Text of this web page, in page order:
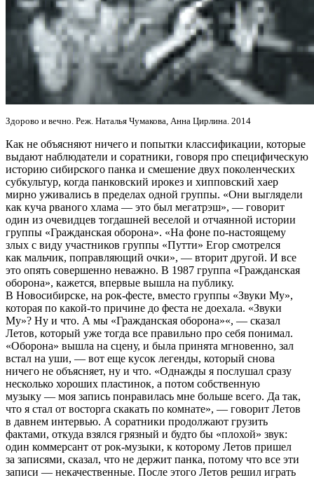
Здорово и вечно. Реж. Наталья Чумакова, Анна Цирлина. 2014
Как не объясняют ничего и попытки классификации, которые
выдают наблюдатели и соратники, говоря про специфическую
историю сибирского панка и смешение двух поколенческих
субкультур, когда панковский ирокез и хипповский хаер
мирно уживались в пределах одной группы. «Они выглядели
как куча рваного хлама — это был мегатрэш», — говорит
один из очевидцев тогдашней веселой и отчаянной истории
группы «Гражданская оборона». «На фоне по-настоящему
злых с виду участников группы «Путти» Егор смотрелся
как мальчик, поправляющий очки», — вторит другой. И все
это опять совершенно неважно. В 1987 группа «Гражданская
оборона», кажется, впервые вышла на публику.
В Новосибирске, на рок-фесте, вместо группы «Звуки Му»,
которая по какой-то причине до феста не доехала. «Звуки
Му»? Ну и что. А мы «Гражданская оборона»«, — сказал
Летов, который уже тогда все правильно про себя понимал.
«Оборона» вышла на сцену, и была принята мгновенно, зал
встал на уши, — вот еще кусок легенды, который снова
ничего не объясняет, ну и что. «Однажды я послушал сразу
несколько хороших пластинок, а потом собственную
музыку — моя запись понравилась мне больше всего. Да так,
что я стал от восторга скакать по комнате», — говорит Летов
в давнем интервью. А соратники продолжают грузить
фактами, откуда взялся грязный и будто бы «плохой» звук:
один коммерсант от рок-музыки, к которому Летов пришел
за записями, сказал, что не держит панка, потому что все эти
записи — некачественные. После этого Летов решил играть